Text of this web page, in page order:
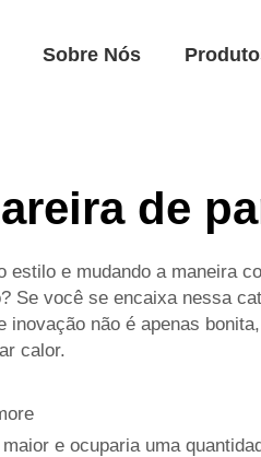
Sobre Nós
de
estilo e mudando a maneira
Se você se encaixa nessa
não é apenas
calor.
e ocuparia uma